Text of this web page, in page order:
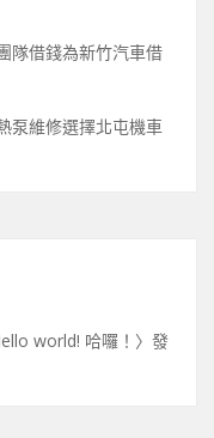
隊借錢為新竹汽車借
泵維修選擇北屯機車
world! 哈囉！ 〉發